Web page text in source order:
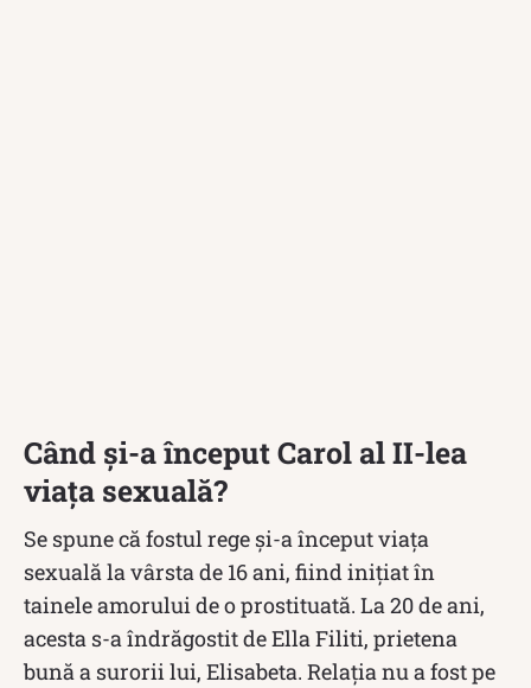
Când și-a început Carol al II-lea
viața sexuală?
Se spune că fostul rege și-a început viața
sexuală la vârsta de 16 ani, fiind inițiat în
tainele amorului de o prostituată. La 20 de ani,
acesta s-a îndrăgostit de Ella Filiti, prietena
bună a surorii lui, Elisabeta. Relația nu a fost pe